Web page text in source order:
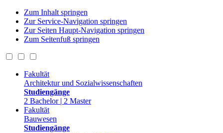
Zum Inhalt springen
Zur Service-Navigation springen
Zur Seiten Haupt-Navigation springen
Zum Seitenfuß springen
Fakultät
Architektur und Sozialwissenschaften
Studiengänge
2 Bachelor | 2 Master
Fakultät
Bauwesen
Studiengänge